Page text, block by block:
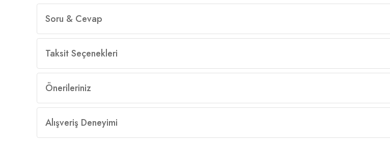
Soru & Cevap
Taksit Seçenekleri
Önerileriniz
Alışveriş Deneyimi